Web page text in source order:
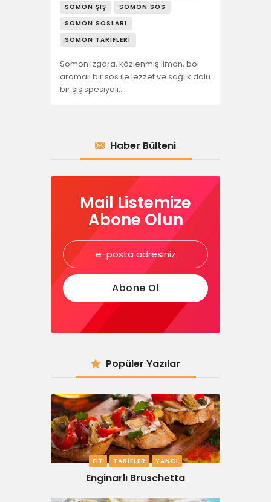
SOMON ŞIŞ
SOMON SOS
SOMON SOSLARI
SOMON TARIFLERI
Somon ızgara, közlenmiş limon, bol
aromalı bir sos ile lezzet ve sağlık dolu
bir şiş spesiyali…
Haber Bülteni
Mail Listemize
Abone Olun
Popüler Yazılar
FIT TARIFLER YANCI
Enginarlı Bruschetta